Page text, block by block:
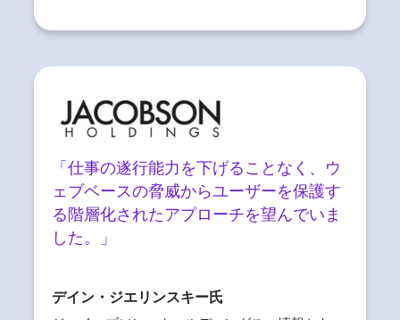
「仕事の遂行能力を下げることなく、ウ
ェブベースの脅威からユーザーを保護す
る階層化されたアプローチを望んでいま
した。」
デイン・ジエリンスキー氏